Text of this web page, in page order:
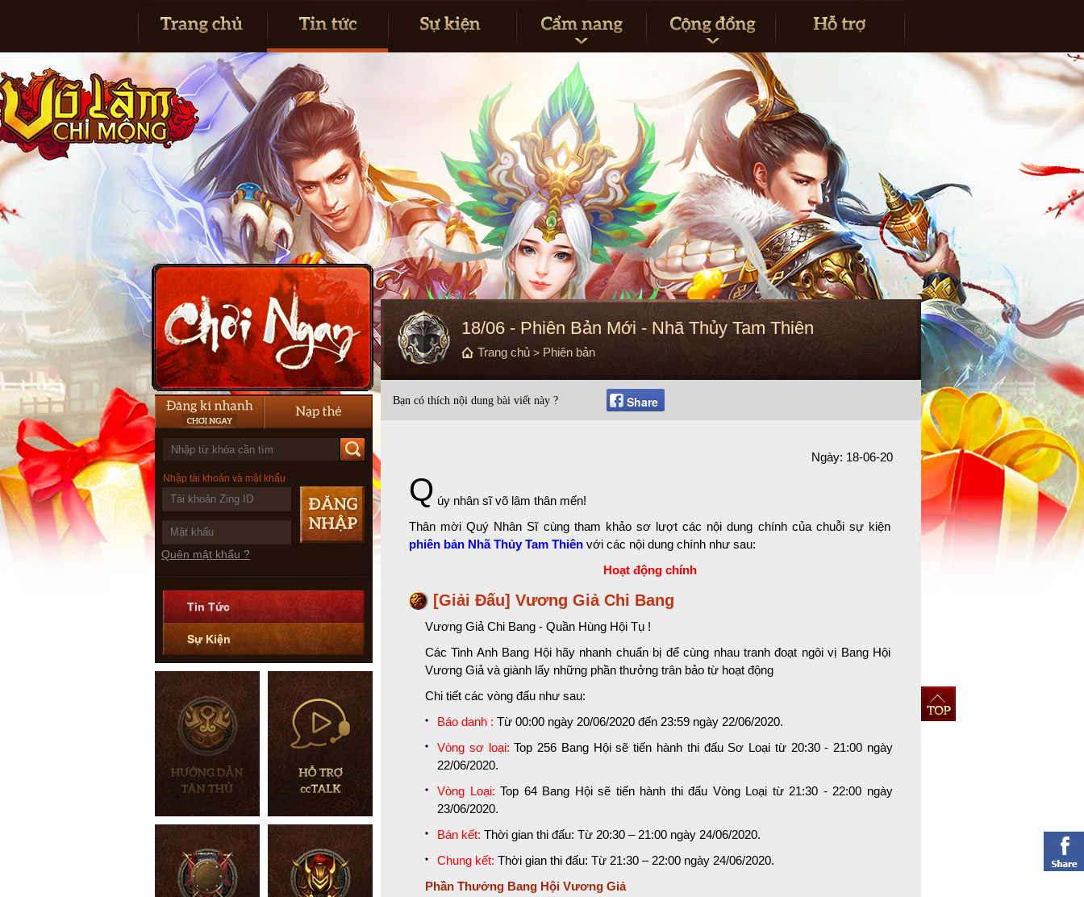
Nhập tài khoản và mật khẩu
Quên mật khẩu ?
Tin Tức
Sự Kiện
18/06 - Phiên Bản Mới - Nhã Thủy Tam Thiên
Trang chủ > Phiên bản
Bạn có thích nội dung bài viết này ? Share
Ngày: 18-06-20
Q úy nhân sĩ võ lâm thân mến!
Thân mời Quý Nhân Sĩ cùng tham khảo sơ lượt các nội dung chính của chuỗi sự kiện
phiên bản Nhã Thủy Tam Thiên với các nội dung chính như sau:
Hoạt động chính
[Giải Đấu] Vương Giả Chi Bang
Vương Giả Chi Bang - Quần Hùng Hội Tụ !
Các Tinh Anh Bang Hội hãy nhanh chuẩn bị để cùng nhau tranh đoạt ngôi vị Bang Hội
Vương Giả và giành lấy những phần thưởng trân bảo từ hoạt động
Chi tiết các vòng đấu như sau:
Báo danh : Từ 00:00 ngày 20/06/2020 đến 23:59 ngày 22/06/2020.
Vòng sơ loại: Top 256 Bang Hội sẽ tiến hành thi đấu Sơ Loại từ 20:30 - 21:00 ngày
22/06/2020.
Vòng Loại: Top 64 Bang Hội sẽ tiến hành thi đấu Vòng Loại từ 21:30 - 22:00 ngày
23/06/2020.
Bán kết: Thời gian thi đấu: Từ 20:30 – 21:00 ngày 24/06/2020.
Chung kết: Thời gian thi đấu: Từ 21:30 – 22:00 ngày 24/06/2020.
Phần Thưởng Bang Hội Vương Giả